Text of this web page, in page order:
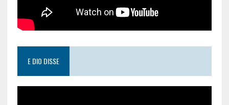
E DIO DISSE